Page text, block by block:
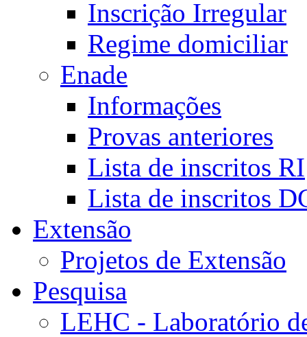
Inscrição Irregular
Regime domiciliar
Enade
Informações
Provas anteriores
Lista de inscritos RI
Lista de inscritos
Extensão
Projetos de Extensão
Pesquisa
LEHC - Laboratório